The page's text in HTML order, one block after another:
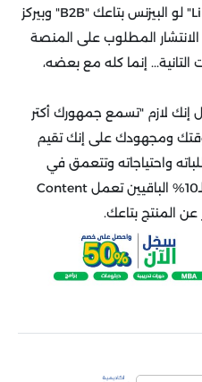
Twitter لو سعوديين أو "LinkedIn" لو البيزنس بتاعك "B2B" وبيركز
المطلوب على المنصة
إنما كله مع بعضه،
الـ"90-10%" بتقول إنك لازم "تسمع جمهورك أكتر
ركز 90% من وقتك ومجهودك على إنك تقيم
واحتياجاته وتتعمق في
حياته الشخصية، عشان تقدر في الـ10% الباقيين تعمل Content
عن المنتج بتاعك.